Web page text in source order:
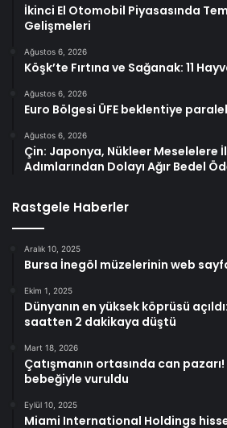
İkinci El Otomobil Piyasasında
Gelişmeleri
Ağustos 6, 2026
Köşk’te Fırtına ve Sağanak: 11
Ağustos 6, 2026
Euro Bölgesi ÜFE beklentiye paralel
Ağustos 6, 2026
Çin: Japonya, Nükleer Meselelere
Adımlarından Dolayı Ağır Bedel
Rastgele Haberler
Aralık 10, 2025
Bursa İnegöl müzelerinin web
Ekim 1, 2025
Dünyanın en yüksek köprüsü
saatten 2 dakikaya düştü
Mart 18, 2026
Çatışmanın ortasında can
bebeğiyle vuruldu
Eylül 10, 2025
Miami International Holdings